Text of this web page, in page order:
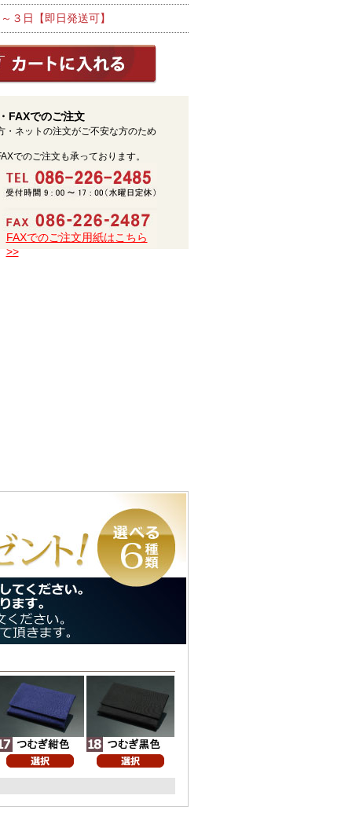
３日【即日発送可】
FAXでのご注文
・ネットの注文がご不安な方のため
でのご注文も承っております。
FAXでのご注文用紙はこちら
>>